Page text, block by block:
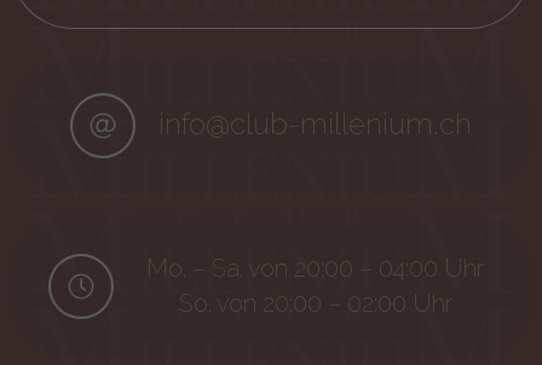
info@club-millenium.ch
Mo. – Sa. von 20:00 – 04:00 Uhr
So. von 20:00 – 02:00 Uhr